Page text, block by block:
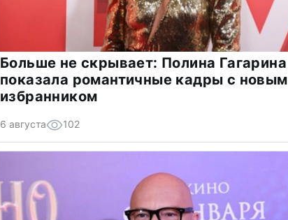
Больше не скрывает: Полина Гагарина
показала романтичные кадры с новым
избранником
6 августа 102